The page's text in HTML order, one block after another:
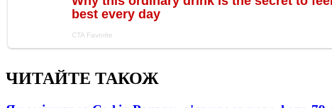
ЧИТАЙТЕ ТАКОЖ